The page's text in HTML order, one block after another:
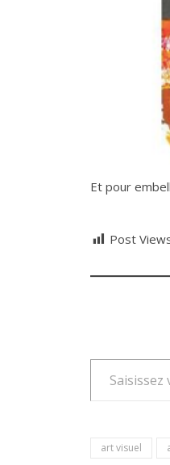
Et pour
Post
Saisissez
art visuel